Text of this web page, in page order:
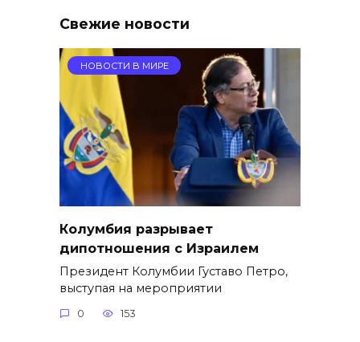
Свежие новости
НОВОСТИ В МИРЕ
Колумбия разрывает
дипотношения с Израилем
Президент Колумбии Густаво Петро,
выступая на мероприятии
0 153